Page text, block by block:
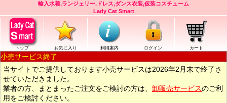
輸入水着,ランジェリー,ドレス,ダンス衣装,仮装コスチューム
Lady Cat Smart
トップ お気に入り 利用案内 ログイン カート
小売サービス終了
当サイトでご提供しております小売サービスは2026年2月末で終了さ
せていただきました。
業者の方、まとまったご注文をご検討の方は、 卸販売サービスのご利
用をご検討ください。